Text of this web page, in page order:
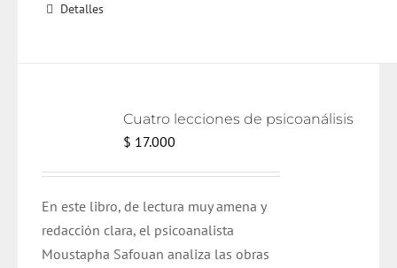
Detalles
Cuatro lecciones de psicoanálisis
$ 17.000
En este libro, de lectura muy amena y
redacción clara, el psicoanalista
Moustapha Safouan analiza las obras